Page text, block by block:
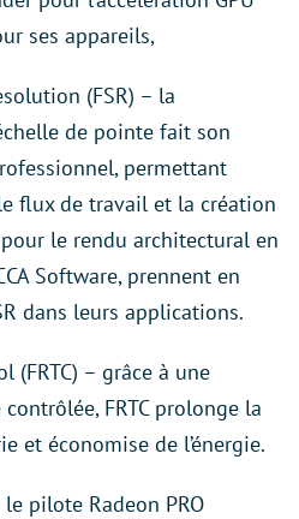
ses appareils,
(FSR) – la
de pointe fait son
permettant
flux de travail et la création
le rendu architectural en
Software, prennent en
dans leurs applications.
(FRTC) – grâce à une
FRTC prolonge la
et économise de l’énergie.
pilote Radeon PRO